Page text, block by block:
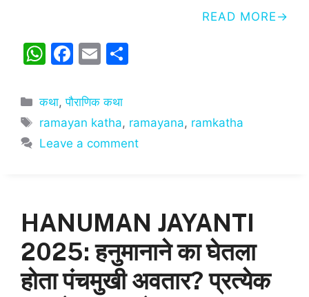
READ MORE
W
at
s
A
F
c
e
b
k
E
ai
l
e
Categories
कथा,पौराणिक कथा
Tags
ramayan katha, ramayana, ramkatha
Leave a comment
HANUMAN JAYANTI
2025: हनुमानाने का घेतला
होता पंचमुखी अवतार? प्रत्येक